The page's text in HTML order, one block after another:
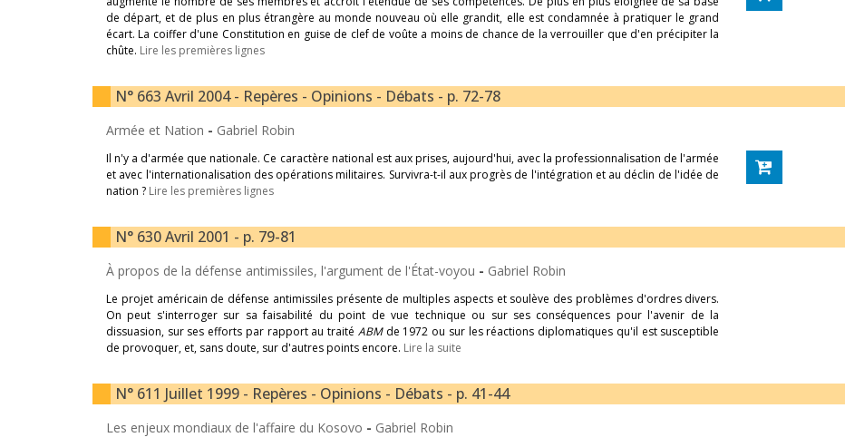
de départ, et de plus en plus étrangère au monde nouveau où elle grandit, elle est condamnée à pratiquer le grand
écart. La coiffer d'une Constitution en guise de clef de voûte a moins de chance de la verrouiller que d'en précipiter la
chûte. Lire les premières lignes
N° 663 Avril 2004 - Repères - Opinions - Débats - p. 72-78
Armée et Nation - Gabriel Robin
Il n'y a d'armée que nationale. Ce caractère national est aux prises, aujourd'hui, avec la professionnalisation de l'armée
et avec l'internationalisation des opérations militaires. Survivra-t-il aux progrès de l'intégration et au déclin de l'idée de
nation ? Lire les premières lignes
N° 630 Avril 2001 - p. 79-81
À propos de la défense antimissiles, l'argument de l'État-voyou - Gabriel Robin
Le projet américain de défense antimissiles présente de multiples aspects et soulève des problèmes d'ordres divers.
On peut s'interroger sur sa faisabilité du point de vue technique ou sur ses conséquences pour l'avenir de la
dissuasion, sur ses efforts par rapport au traité ABMde 1972 ou sur les réactions diplomatiques qu'il est susceptible
de provoquer, et, sans doute, sur d'autres points encore. Lire la suite
N° 611 Juillet 1999 - Repères - Opinions - Débats - p. 41-44
Les enjeux mondiaux de l'affaire du Kosovo - Gabriel Robin